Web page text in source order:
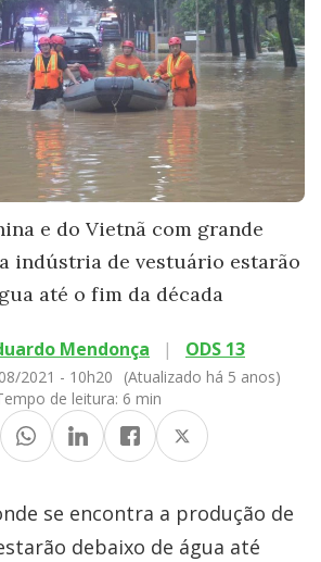
e do Vietnã com grande
indústria de vestuário estarão
até o fim da década
Mendonça | ODS 13
2021 - 10h20
(Atualizado há 5 anos)
de leitura: 6 min
se encontra a produção de
debaixo de água até